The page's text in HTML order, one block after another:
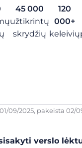
45 000
užtikrintų
skrydžių
120
000+
keleivių
01/09/2025, pakeista 02/
verslo